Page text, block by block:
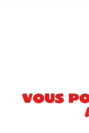
Vous